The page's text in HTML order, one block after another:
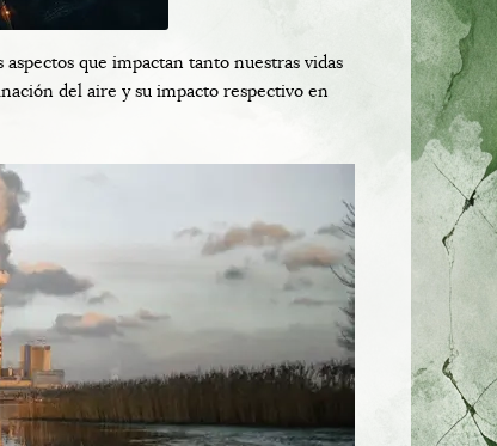
que impactan tanto nuestras vidas
del aire y su impacto respectivo en